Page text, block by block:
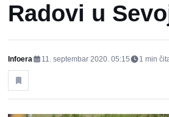
Radovi u
Infoera 11. septembar 2020. 05:15 1 min